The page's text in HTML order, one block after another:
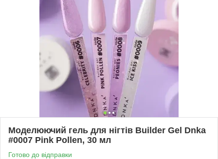
Моделюючий гель для нігтів Builder Gel Dnka
#0007 Pink Pollen, 30 мл
Готово до відправки